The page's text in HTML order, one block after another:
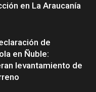
en La Araucanía
de
en Ñuble:
levantamiento de